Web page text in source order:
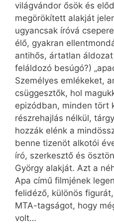
világvándor ősök és
megörökített alakját
ugyancsak íróvá
élő, gyakran
antihős, ártatlan
feláldozó besúgó?)
Személyes emlékeket,
csüggesztők, hol
epizódban, minden tört
részrehajlás nélkül,
hozzák elénk a
benne tizenöt alkotói
író, szerkesztő és
György alakját. Azt a
Apa című filmjének
felidéző, különös
MTA-tagságot, hogy
volt…